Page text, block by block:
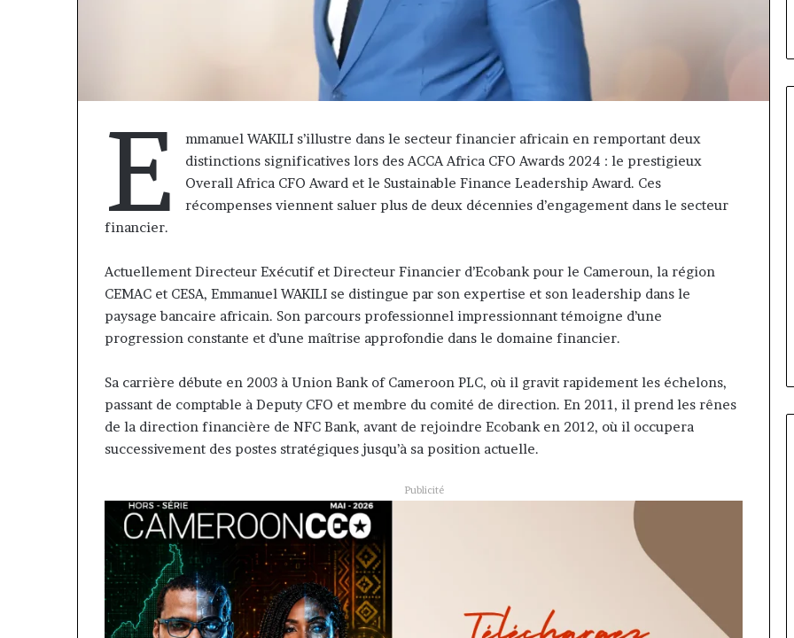
E
mmanuel WAKILI s’illustre dans le secteur financier africain en remportant deux
distinctions significatives lors des ACCA Africa CFO Awards 2024 : le prestigieux
Overall Africa CFO Award et le Sustainable Finance Leadership Award. Ces
récompenses viennent saluer plus de deux décennies d’engagement dans le secteur
financier.
Actuellement Directeur Exécutif et Directeur Financier d’Ecobank pour le Cameroun, la région
CEMAC et CESA, Emmanuel WAKILI se distingue par son expertise et son leadership dans le
paysage bancaire africain. Son parcours professionnel impressionnant témoigne d’une
progression constante et d’une maîtrise approfondie dans le domaine financier.
Sa carrière débute en 2003 à Union Bank of Cameroon PLC, où il gravit rapidement les échelons,
passant de comptable à Deputy CFO et membre du comité de direction. En 2011, il prend les rênes
de la direction financière de NFC Bank, avant de rejoindre Ecobank en 2012, où il occupera
successivement des postes stratégiques jusqu’à sa position actuelle.
Publicité
« Cette
plateforme
va
faire
évoluer
le
regard
porté
la
diaspora »
samir
Bouzidi
se
jesuisaucameroun
com
contribuer à faire évoluer le
regard porté sur la diaspora »
samir Bouzidi se confie sur
jesuisaucameroun com
MTN
Cameroun
Leke
prend
la
présidence
du
Jean-
Emmanuel
nommé
Fondation MTN Cameroun :
Rose Leke prend la présidence
du conseil, Jean-Emmanuel
Pondi nommé vice-président